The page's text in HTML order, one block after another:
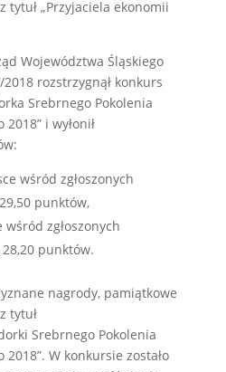
„Przyjaciela ekonomii
Województwa Śląskiego
rozstrzygnął konkurs
Srebrnego Pokolenia
i wyłonił
wśród zgłoszonych
punktów,
wśród zgłoszonych
punktów.
nagrody, pamiątkowe
tytuł
Srebrnego Pokolenia
W konkursie zostało